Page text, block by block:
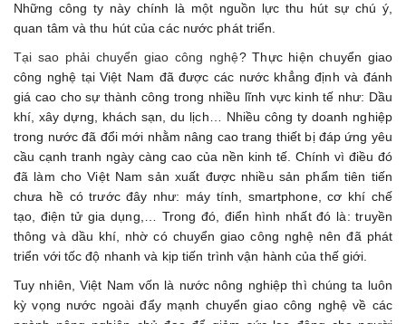
Những công ty này chính là một nguồn lực thu hút sự chú ý,
quan tâm và thu hút của các nước phát triển.
Tại sao phải chuyển giao công nghệ? Thực hiện chuyển giao
công nghệ tại Việt Nam đã được các nước khẳng định và đánh
giá cao cho sự thành công trong nhiều lĩnh vực kinh tế như: Dầu
khí, xây dựng, khách sạn, du lịch… Nhiều công ty doanh nghiệp
trong nước đã đổi mới nhằm nâng cao trang thiết bị đáp ứng yêu
cầu cạnh tranh ngày càng cao của nền kinh tế. Chính vì điều đó
đã làm cho Việt Nam sản xuất được nhiều sản phẩm tiên tiến
chưa hề có trước đây như: máy tính, smartphone, cơ khí chế
tạo, điện tử gia dụng,… Trong đó, điển hình nhất đó là: truyền
thông và dầu khí, nhờ có chuyển giao công nghệ nên đã phát
triển với tốc độ nhanh và kịp tiến trình vận hành của thế giới.
Tuy nhiên, Việt Nam vốn là nước nông nghiệp thì chúng ta luôn
kỳ vọng nước ngoài đẩy mạnh chuyển giao công nghệ về các